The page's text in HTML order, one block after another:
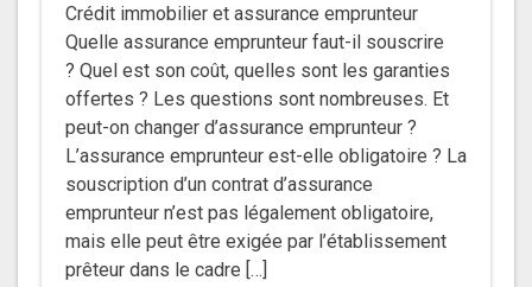
Crédit immobilier et assurance emprunteur
Quelle assurance emprunteur faut-il souscrire
? Quel est son coût, quelles sont les garanties
offertes ? Les questions sont nombreuses. Et
peut-on changer d’assurance emprunteur ?
L’assurance emprunteur est-elle obligatoire ? La
souscription d’un contrat d’assurance
emprunteur n’est pas légalement obligatoire,
mais elle peut être exigée par l’établissement
prêteur dans le cadre […]